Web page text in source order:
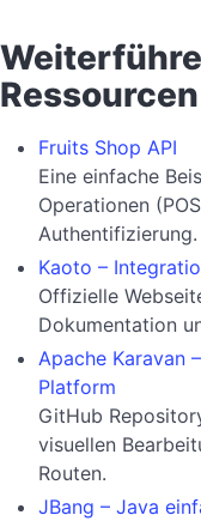
Ressourcen
Fruits Shop API
Eine einfache
Operationen
Authentifizierung.
Kaoto –
Offizielle
Dokumentation
Apache Karavan
Platform
GitHub
visuellen
Routen.
JBang – Java